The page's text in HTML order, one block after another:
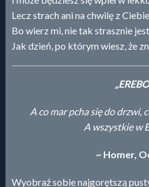
Lecz strach ani na chwilę z
Bo wierz mi, nie tak strasznie
Jak dzień, po którym wiesz, że
A co mar pcha się do drzwi,
A wszystkie w
~ Homer,
Wyobraź sobie najgorętszą